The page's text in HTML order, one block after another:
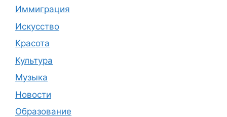
Иммиграция
Искусство
Красота
Культура
Музыка
Новости
Образование